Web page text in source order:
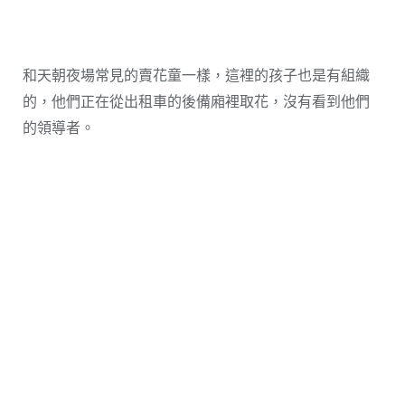
和天朝夜場常見的賣花童一樣，這裡的孩子也是有組織
的，他們正在從出租車的後備廂裡取花，沒有看到他們
的領導者。